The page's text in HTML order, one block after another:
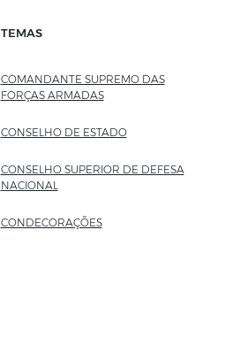
TEMAS
COMANDANTE SUPREMO DAS
FORÇAS ARMADAS
CONSELHO DE ESTADO
CONSELHO SUPERIOR DE DEFESA
NACIONAL
CONDECORAÇÕES